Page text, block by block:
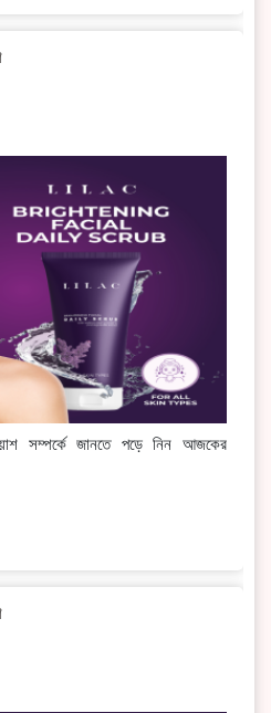
সম্পর্কে জানতে পড়ে নিন আজকের